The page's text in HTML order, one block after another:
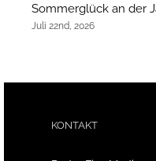
Sommerglück an der
Juli 22nd, 2026
KONTAKT